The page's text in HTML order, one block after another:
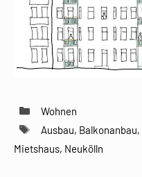
Kategorien
Wohnen
Schlagwörter
Ausbau, Balkonanbau,
Mietshaus, Neukölln